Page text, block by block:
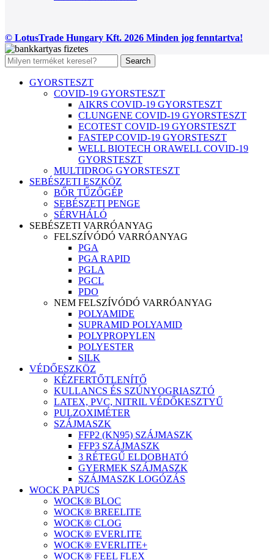
© LotusTrade Hungary Kft. 2026 Minden jog fenntartva!
Search
GYORSTESZT
COVID-19 GYORSTESZT
AIKRS COVID-19 GYORSTESZT
CLUNGENE COVID-19 GYORSTESZT
ECOTEST COVID-19 GYORSTESZT
FASTEP COVID-19 GYORSTESZT
WELL BIOTECH ORAWELL COVID-19
GYORSTESZT
MULTIDROG GYORSTESZT
SEBÉSZETI ESZKÖZ
BŐR TŰZŐGÉP
SEBÉSZETI PENGE
SÉRVHÁLÓ
SEBÉSZETI VARRÓANYAG
FELSZÍVÓDÓ VARRÓANYAG
PGA
PGA RAPID
PGLA
PGCL
PDO
NEM FELSZÍVÓDÓ VARRÓANYAG
POLYAMIDE
SUPRAMID POLYAMID
POLYPROPYLEN
POLYESTER
SILK
VÉDŐESZKÖZ
KÉZFERTŐTLENÍTŐ
KULLANCS ÉS SZÚNYOGRIASZTÓ
LATEX, PVC, NITRIL VÉDŐKESZTYŰ
PULZOXIMÉTER
SZÁJMASZK
FFP2 (KN95) SZÁJMASZK
FFP3 SZÁJMASZK
3 RÉTEGŰ ELDOBHATÓ
GYERMEK SZÁJMASZK
SZÁJMASZK LOGÓZÁS
WOCK PAPUCS
WOCK® BLOC
WOCK® BREELITE
WOCK® CLOG
WOCK® EVERLITE
WOCK® EVERLITE+
WOCK® FEEL FLEX